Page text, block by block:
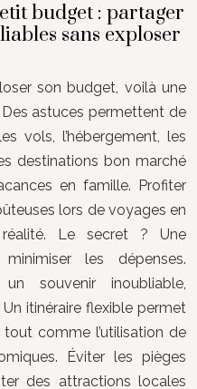
budget : partager
sans exploser
son budget, voilà une
astuces permettent de
vols, l’hébergement, les
destinations bon marché
en famille. Profiter
lors de voyages en
Le secret ? Une
les dépenses.
souvenir inoubliable,
itinéraire flexible permet
tout comme l’utilisation de
Éviter les pièges
des attractions locales